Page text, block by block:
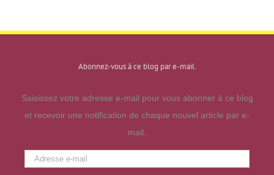
Abonnez-vous à ce blog par e-mail.
Saisissez votre adresse e-mail pour vous abonner à ce blog
et recevoir une notification de chaque nouvel article par e-
mail.
Adresse